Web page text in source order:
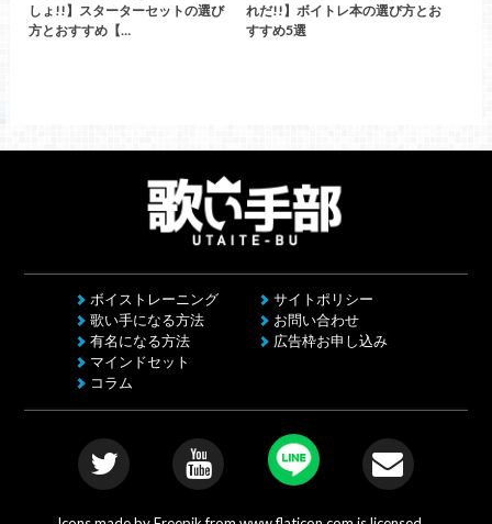
しょ!!】スターターセットの選び
方とおすすめ【…
れだ!!】ボイトレ本の選び方とお
すすめ5選
ボイストレーニング
歌い手になる方法
有名になる方法
マインドセット
コラム
サイトポリシー
お問い合わせ
広告枠お申し込み